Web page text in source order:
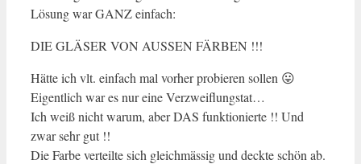
Lösung war GANZ einfach:
DIE GLÄSER VON AUSSEN FÄRBEN !!!
Hätte ich vlt. einfach mal vorher probieren sollen 😛
Eigentlich war es nur eine Verzweiflungstat…
Ich weiß nicht warum, aber DAS funktionierte !! Und
zwar sehr gut !!
Die Farbe verteilte sich gleichmässig und deckte schön ab.